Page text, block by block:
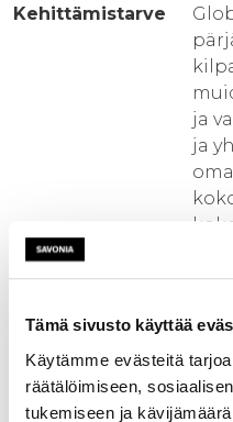
Tämä sivusto käyttää
Käytämme evästeitä
räätälöimiseen,
tukemiseen ja
Kehittämistarve
ja
ja